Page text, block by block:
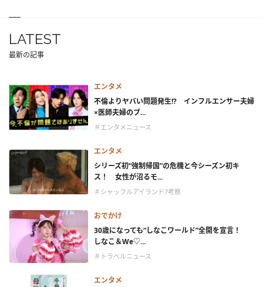
LATEST
最新の記事
エンタメ
不倫よりヤバい問題発生!? インフルエンサー夫婦
×医師夫婦のブ...
＃エンタメニュース
エンタメ
シリーズ初“強制帰国”の危機と今シーズン初キ
ス！ 女性が沼るモ...
＃シャッフルアイランド7考察
おでかけ
30歳になっても“しなこワールド”全開を宣言！
しなこ＆We♡...
＃トラベルニュース
エンタメ